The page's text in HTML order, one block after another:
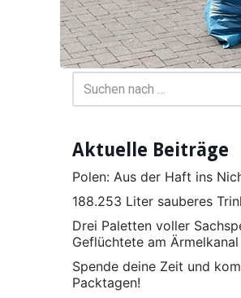
Aktuelle Beiträge
Polen: Aus der Haft ins
188.253 Liter sauberes
Drei Paletten voller
Geflüchtete am Ärmelkanal
Spende deine Zeit und
Packtagen!